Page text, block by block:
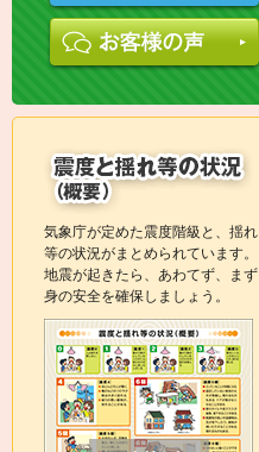
気象庁が定めた震度階級と、揺れ
等の状況がまとめられています。
地震が起きたら、あわてず、まず
身の安全を確保しましょう。